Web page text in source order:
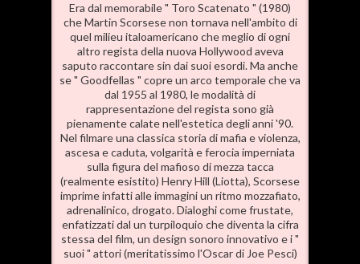
Era dal memorabile " Toro Scatenato " (1980)
che Martin Scorsese non tornava nell'ambito di
quel milieu italoamericano che meglio di ogni
altro regista della nuova Hollywood aveva
saputo raccontare sin dai suoi esordi. Ma anche
se " Goodfellas " copre un arco temporale che va
dal 1955 al 1980, le modalità di
rappresentazione del regista sono già
pienamente calate nell'estetica degli anni '90.
Nel filmare una classica storia di mafia e violenza,
ascesa e caduta, volgarità e ferocia imperniata
sulla figura del mafioso di mezza tacca
(realmente esistito) Henry Hill (Liotta), Scorsese
imprime infatti alle immagini un ritmo mozzafiato,
adrenalinico, drogato. Dialoghi come frustate,
enfatizzati dal un turpiloquio che diventa la cifra
stessa del film, un design sonoro innovativo e i "
suoi " attori (meritatissimo l'Oscar di Joe Pesci)